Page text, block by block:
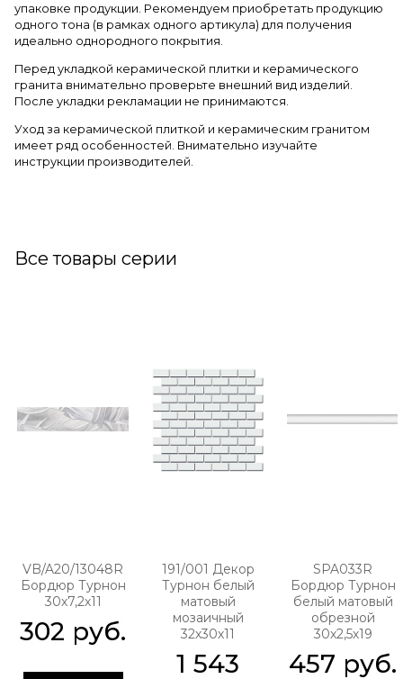
упаковке продукции. Рекомендуем приобретать продукцию
одного тона (в рамках одного артикула) для получения
идеально однородного покрытия.
Перед укладкой керамической плитки и керамического
гранита внимательно проверьте внешний вид изделий.
После укладки рекламации не принимаются.
Уход за керамической плиткой и керамическим гранитом
имеет ряд особенностей. Внимательно изучайте
инструкции производителей.
Все товары серии
VB/A20/13048R
Бордюр Турнон
30х7,2х11
302 руб.
191/001 Декор
Турнон белый
матовый
мозаичный
32х30х11
1 543
SPA033R
Бордюр Турнон
белый матовый
обрезной
30х2,5х19
457 руб.